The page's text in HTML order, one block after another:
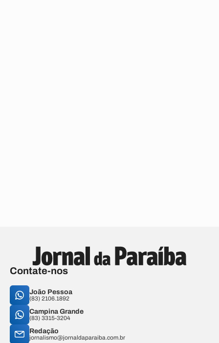
Contate-nos
João Pessoa
(83) 2106.1892
Campina Grande
(83) 3315-3204
Redação
jornalismo@jornaldaparaiba.com.br